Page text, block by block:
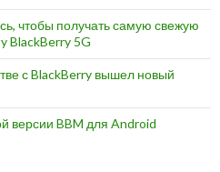
чтобы получать самую свежую
BlackBerry 5G
с BlackBerry вышел новый
версии BBM для Android